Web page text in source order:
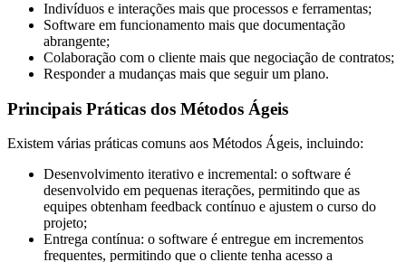
Indivíduos e interações mais que processos e ferramentas;
Software em funcionamento mais que documentação
abrangente;
Colaboração com o cliente mais que negociação de contratos;
Responder a mudanças mais que seguir um plano.
Principais Práticas dos Métodos Ágeis
Existem várias práticas comuns aos Métodos Ágeis, incluindo:
Desenvolvimento iterativo e incremental: o software é
desenvolvido em pequenas iterações, permitindo que as
equipes obtenham feedback contínuo e ajustem o curso do
projeto;
Entrega contínua: o software é entregue em incrementos
frequentes, permitindo que o cliente tenha acesso a